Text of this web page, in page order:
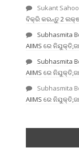
Sukant Sahoo
ବିକ୍ରି କରନ୍ତୁ 2
Subhasmita
AIIMS ରେ
Subhasmita
AIIMS ରେ
Subhasmita
AIIMS ରେ